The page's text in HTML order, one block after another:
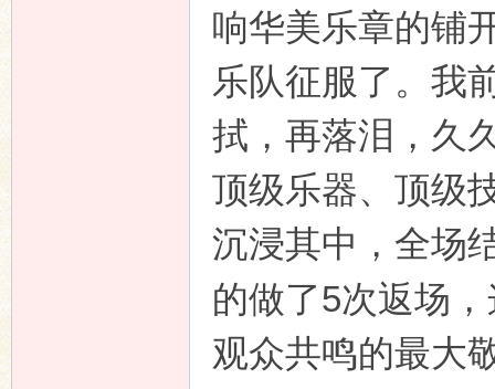
响华美乐章的铺
乐队征服了。我
拭，再落泪，久
顶级乐器、顶级
沉浸其中，全场
的做了5次返场
观众共鸣的最大